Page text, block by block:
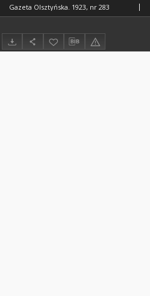
Gazeta Olsztyńska. 1923, nr 283